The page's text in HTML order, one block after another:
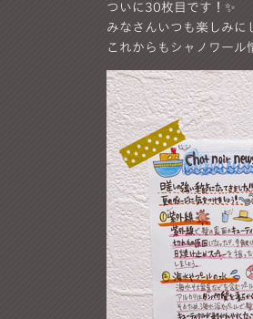
ついに30枚目です！✨
みなさんいつも楽しみ
これからもシャノワー